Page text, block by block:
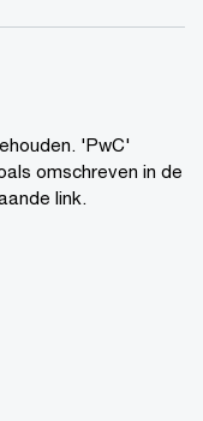
'PwC'
omschreven in de
link.